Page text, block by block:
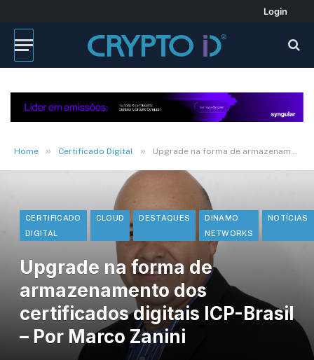
Login
Home » Certificado Digital » Upgrade na forma de armazenamento dos certificados digitais ICP-Brasil – Por Marco Zanini
CERTIFICADO
DIGITAL
CLOUD DESTAQUES
DINAMO
NETWORKS
NOTÍCIAS
Upgrade na forma de
armazenamento dos
certificados digitais ICP-Brasil
– Por Marco Zanini